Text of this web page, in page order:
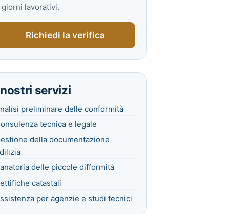
giorni lavorativi.
Richiedi la verifica
servizi
preliminare delle conformità
tecnica e legale
della documentazione
delle piccole difformità
catastali
per agenzie e studi tecnici